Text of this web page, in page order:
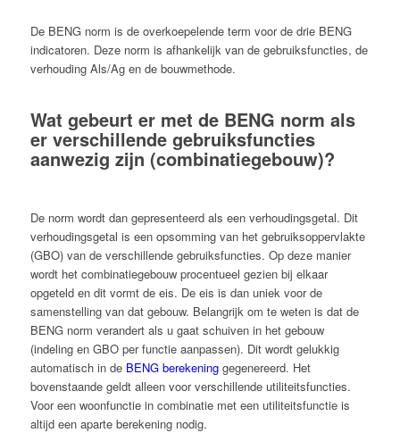
De BENG norm is de overkoepelende term voor de drie BENG
indicatoren. Deze norm is afhankelijk van de gebruiksfuncties, de
verhouding Als/Ag en de bouwmethode.
Wat gebeurt er met de BENG norm als
er verschillende gebruiksfuncties
aanwezig zijn (combinatiegebouw)?
De norm wordt dan gepresenteerd als een verhoudingsgetal. Dit
verhoudingsgetal is een opsomming van het gebruiksoppervlakte
(GBO) van de verschillende gebruiksfuncties. Op deze manier
wordt het combinatiegebouw procentueel gezien bij elkaar
opgeteld en dit vormt de eis. De eis is dan uniek voor de
samenstelling van dat gebouw. Belangrijk om te weten is dat de
BENG norm verandert als u gaat schuiven in het gebouw
(indeling en GBO per functie aanpassen). Dit wordt gelukkig
automatisch in de BENG berekeninggegenereerd. Het
bovenstaande geldt alleen voor verschillende utiliteitsfuncties.
Voor een woonfunctie in combinatie met een utiliteitsfunctie is
altijd een aparte berekening nodig.